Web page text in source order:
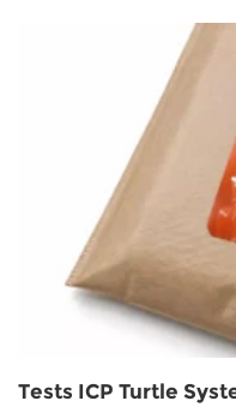
Tests ICP Turtle